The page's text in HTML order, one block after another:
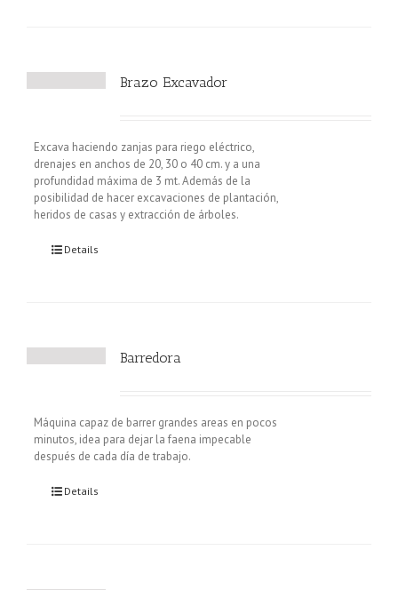
Brazo Excavador
Excava haciendo zanjas para riego eléctrico,
drenajes en anchos de 20, 30 o 40 cm. y a una
profundidad máxima de 3 mt. Además de la
posibilidad de hacer excavaciones de plantación,
heridos de casas y extracción de árboles.
Details
Barredora
Máquina capaz de barrer grandes areas en pocos
minutos, idea para dejar la faena impecable
después de cada día de trabajo.
Details